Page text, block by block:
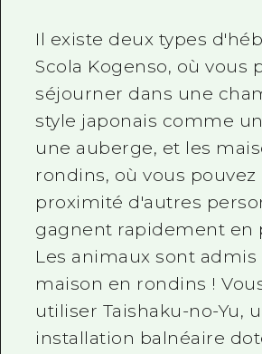
Il existe deux types
Scola Kogenso, où vous
séjourner dans une
style japonais comme
une auberge, et les
rondins, où vous pouvez
proximité d'autres
gagnent rapidement en
Les animaux sont admis
maison en rondins !
utiliser Taishaku-no-Yu,
installation balnéaire